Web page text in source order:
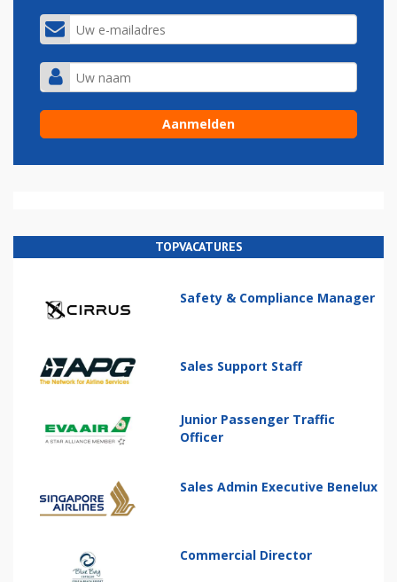
TOPVACATURES
Safety & Compliance Manager
Sales Support Staff
Junior Passenger Traffic
Officer
Sales Admin Executive Benelux
Commercial Director